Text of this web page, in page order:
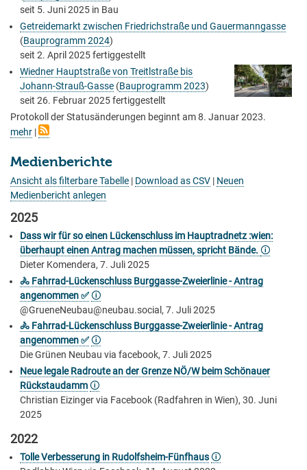
seit 5. Juni 2025 in Bau
Getreidemarkt zwischen Friedrichstraße und Gauermanngasse
(Bauprogramm 2024)
seit 2. April 2025fertiggestellt
Wiedner Hauptstraße von Treitlstraße bis
Johann-Strauß-Gasse (Bauprogramm 2023)
seit 26. Februar 2025fertiggestellt
Protokoll der Statusänderungen beginnt am 8. Januar 2023.
mehr |
Medienberichte
Ansicht als filterbare Tabelle | Download as CSV | Neuen
Medienbericht anlegen
2025
Dass wir für so einen Lückenschluss im Hauptradnetz :wien:
überhaupt einen Antrag machen müssen, spricht Bände. 🛈
Dieter Komendera, 7. Juli 2025
🚴 Fahrrad-Lückenschluss Burggasse-Zweierlinie - Antrag
angenommen ✅🛈
@GrueneNeubau@neubau.social, 7. Juli 2025
🚴 Fahrrad-Lückenschluss Burggasse-Zweierlinie - Antrag
angenommen ✅🛈
Die Grünen Neubau via facebook, 7. Juli 2025
Neue legale Radroute an der Grenze NÖ/W beim Schönauer
Rückstaudamm🛈
Christian Eizinger via Facebook (Radfahren in Wien), 30. Juni
2025
2022
Tolle Verbesserung in Rudolfsheim-Fünfhaus🛈